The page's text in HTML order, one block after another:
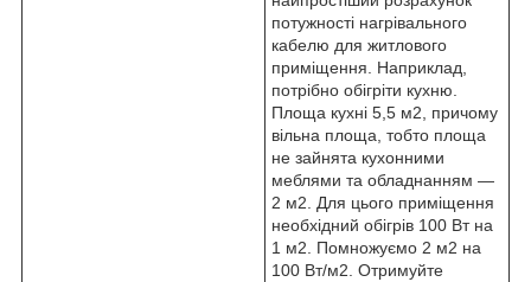
потужності нагрівального
кабелю для житлового
приміщення. Наприклад,
потрібно обігріти кухню.
Площа кухні 5,5 м2 , причому
вільна площа, тобто площа
не зайнята кухонними
меблями та обладнанням —
2 м2 . Для цього приміщення
необхідний обігрів 100 Вт на
1 м2 . Помножуємо 2 м2 на
100 Вт/м2 . Отримуйте